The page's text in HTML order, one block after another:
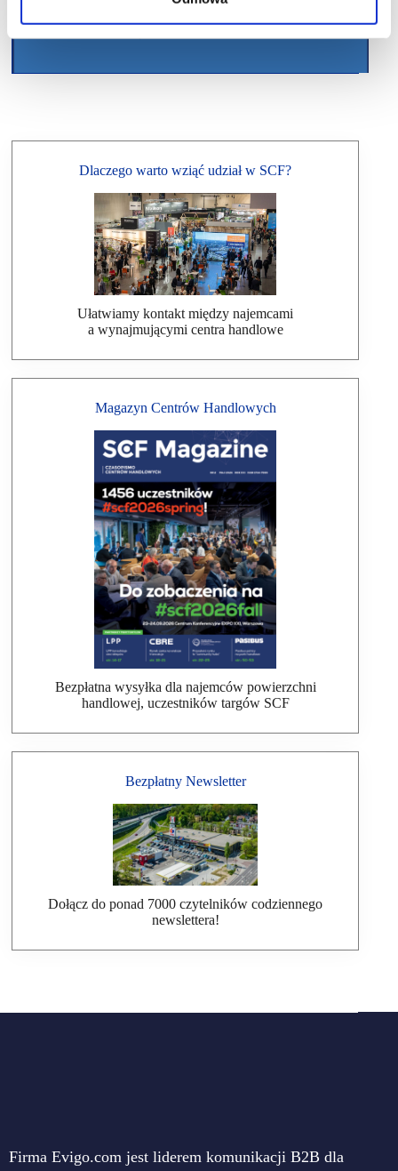
Dlaczego warto wziąć udział w SCF?
Ułatwiamy kontakt między najemcami
a wynajmującymi centra handlowe
Magazyn Centrów Handlowych
Bezpłatna wysyłka dla najemców powierzchni
handlowej, uczestników targów SCF
Bezpłatny Newsletter
Dołącz do ponad 7000 czytelników codziennego
newslettera!
Firma Evigo.com jest liderem komunikacji B2B dla